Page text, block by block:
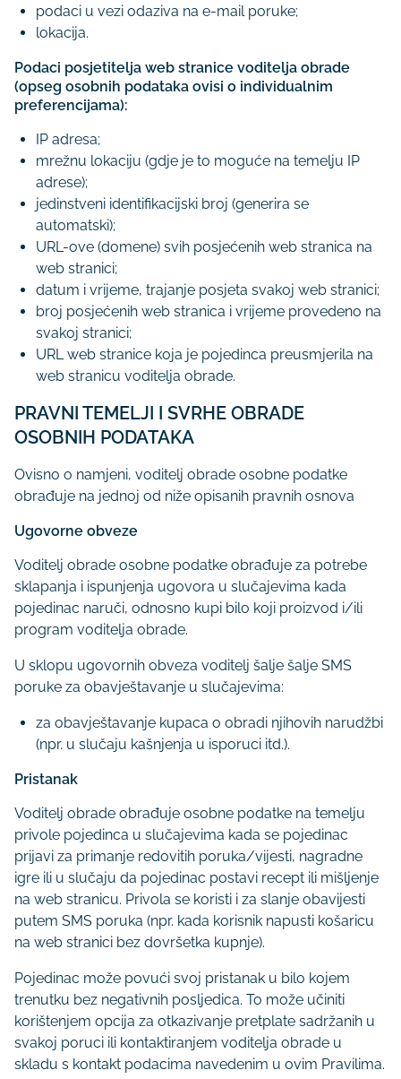
podaci u vezi odaziva na e-mail poruke;
lokacija.
Podaci posjetitelja web stranice voditelja obrade
(opseg osobnih podataka ovisi o individualnim
preferencijama):
IP adresa;
mrežnu lokaciju (gdje je to moguće na temelju IP
adrese);
jedinstveni identifikacijski broj (generira se
automatski);
URL-ove (domene) svih posjećenih web stranica na
web stranici;
datum i vrijeme, trajanje posjeta svakoj web stranici;
broj posjećenih web stranica i vrijeme provedeno na
svakoj stranici;
URL web stranice koja je pojedinca preusmjerila na
web stranicu voditelja obrade.
PRAVNI TEMELJI I SVRHE OBRADE
OSOBNIH PODATAKA
Ovisno o namjeni, voditelj obrade osobne podatke
obrađuje na jednoj od niže opisanih pravnih osnova
Ugovorne obveze
Voditelj obrade osobne podatke obrađuje za potrebe
sklapanja i ispunjenja ugovora u slučajevima kada
pojedinac naruči, odnosno kupi bilo koji proizvod i/ili
program voditelja obrade.
U sklopu ugovornih obveza voditelj šalje šalje SMS
poruke za obavještavanje u slučajevima:
za obavještavanje kupaca o obradi njihovih narudžbi
(npr. u slučaju kašnjenja u isporuci itd.).
Pristanak
Voditelj obrade obrađuje osobne podatke na temelju
privole pojedinca u slučajevima kada se pojedinac
prijavi za primanje redovitih poruka/vijesti, nagradne
igre ili u slučaju da pojedinac postavi recept ili mišljenje
na web stranicu. Privola se koristi i za slanje obavijesti
putem SMS poruka (npr. kada korisnik napusti košaricu
na web stranici bez dovršetka kupnje).
Pojedinac može povući svoj pristanak u bilo kojem
trenutku bez negativnih posljedica. To može učiniti
korištenjem opcija za otkazivanje pretplate sadržanih u
svakoj poruci ili kontaktiranjem voditelja obrade u
skladu s kontakt podacima navedenim u ovim Pravilima.